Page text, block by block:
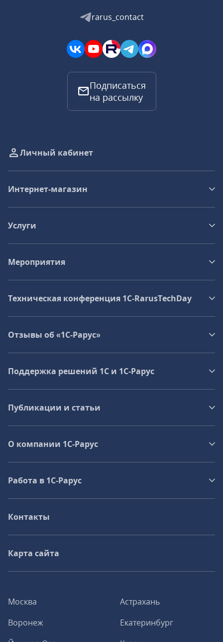
rarus_contact
Подписаться
на рассылку
Москва
Астрахань
Воронеж
Екатеринбург
Личный кабинет
Интернет-магазин
Услуги
Мероприятия
Техническая конференция 1C‑RarusTechDay
Отзывы об «1С-Рарус»
Поддержка решений 1С и 1С‑Рарус
Публикации и статьи
О компании 1C-Рарус
Работа в 1С‑Рарус
Контакты
Карта сайта